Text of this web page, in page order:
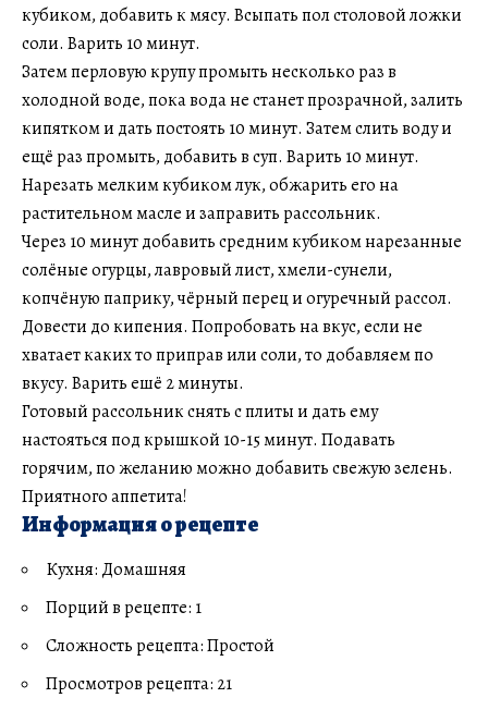
кубиком, добавить к мясу. Всыпать пол столовой ложки
соли. Варить 10 минут.
Затем перловую крупу промыть несколько раз в
холодной воде, пока вода не станет прозрачной, залить
кипятком и дать постоять 10 минут. Затем слить воду и
ещё раз промыть, добавить в суп. Варить 10 минут.
Нарезать мелким кубиком лук, обжарить его на
растительном масле и заправить рассольник.
Через 10 минут добавить средним кубиком нарезанные
солёные огурцы, лавровый лист, хмели-сунели,
копчёную паприку, чёрный перец и огуречный рассол.
Довести до кипения. Попробовать на вкус, если не
хватает каких то приправ или соли, то добавляем по
вкусу. Варить ешё 2 минуты.
Готовый рассольник снять с плиты и дать ему
настояться под крышкой 10-15 минут. Подавать
горячим, по желанию можно добавить свежую зелень.
Приятного аппетита!
Информация о рецепте
Кухня: Домашняя
Порций в рецепте: 1
Сложность рецепта: Простой
Просмотров рецепта: 21